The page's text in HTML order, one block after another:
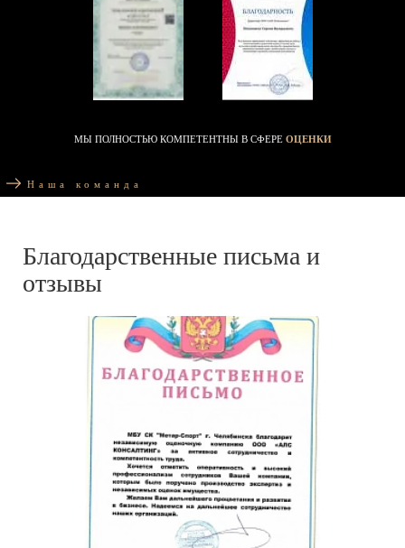
МЫ ПОЛНОСТЬЮ КОМПЕТЕНТНЫ В СФЕРЕ ОЦЕНКИ
Наша команда
Благодарственные письма и
отзывы